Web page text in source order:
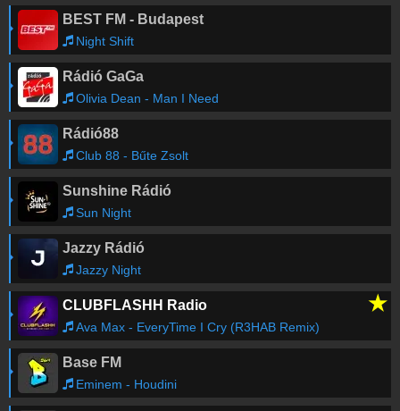
BEST FM - Budapest
Night Shift
Rádió GaGa
Olivia Dean - Man I Need
Rádió88
Club 88 - Bűte Zsolt
Sunshine Rádió
Sun Night
Jazzy Rádió
Jazzy Night
CLUBFLASHH Radio ★
Ava Max - EveryTime I Cry (R3HAB Remix)
Base FM
Eminem - Houdini